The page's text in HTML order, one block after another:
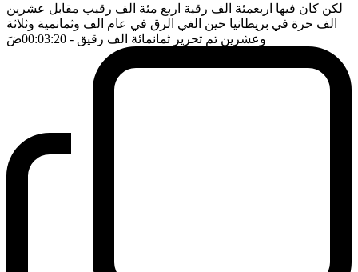
لكن كان فيها اربعمئة الف رقية اربع مئة الف رقيب مقابل عشرين
الف حرة في بريطانيا حين الغي الرق في عام الف وثمانمية وثلاثة
وعشرين تم تحرير ثمانمائة الف رقيق - 00:03:20 ضَ